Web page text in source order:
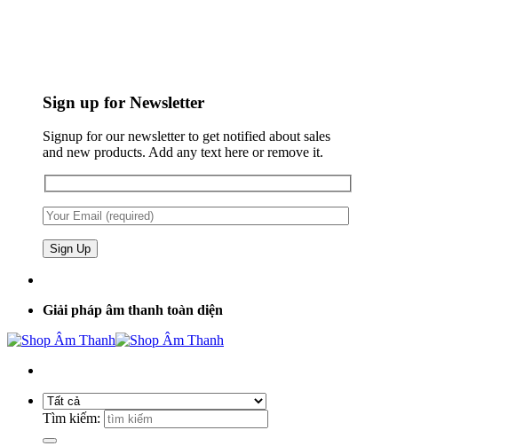
Sign up for Newsletter
Signup for our newsletter to get notified about sales
and new products. Add any text here or remove it.
Giải pháp âm thanh toàn diện
Tìm kiếm: